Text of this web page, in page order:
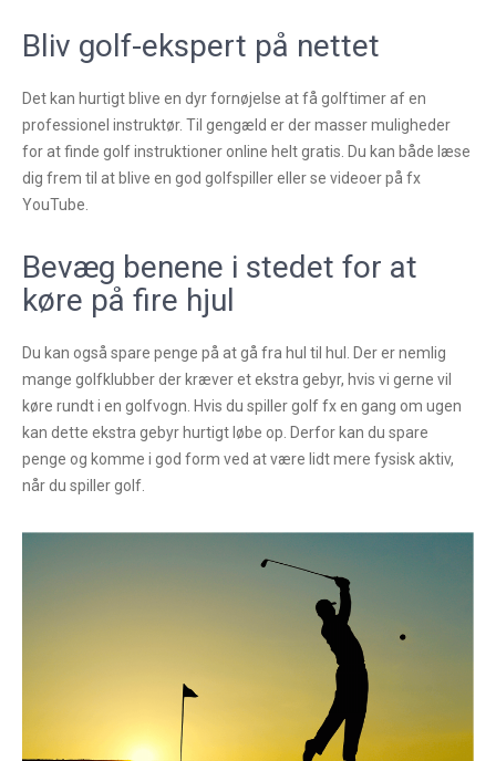
Bliv golf-ekspert på nettet
Det kan hurtigt blive en dyr fornøjelse at få golftimer af en
professionel instruktør. Til gengæld er der masser muligheder
for at finde golf instruktioner online helt gratis. Du kan både læse
dig frem til at blive en god golfspiller eller se videoer på fx
YouTube.
Bevæg benene i stedet for at
køre på fire hjul
Du kan også spare penge på at gå fra hul til hul. Der er nemlig
mange golfklubber der kræver et ekstra gebyr, hvis vi gerne vil
køre rundt i en golfvogn. Hvis du spiller golf fx en gang om ugen
kan dette ekstra gebyr hurtigt løbe op. Derfor kan du spare
penge og komme i god form ved at være lidt mere fysisk aktiv,
når du spiller golf.